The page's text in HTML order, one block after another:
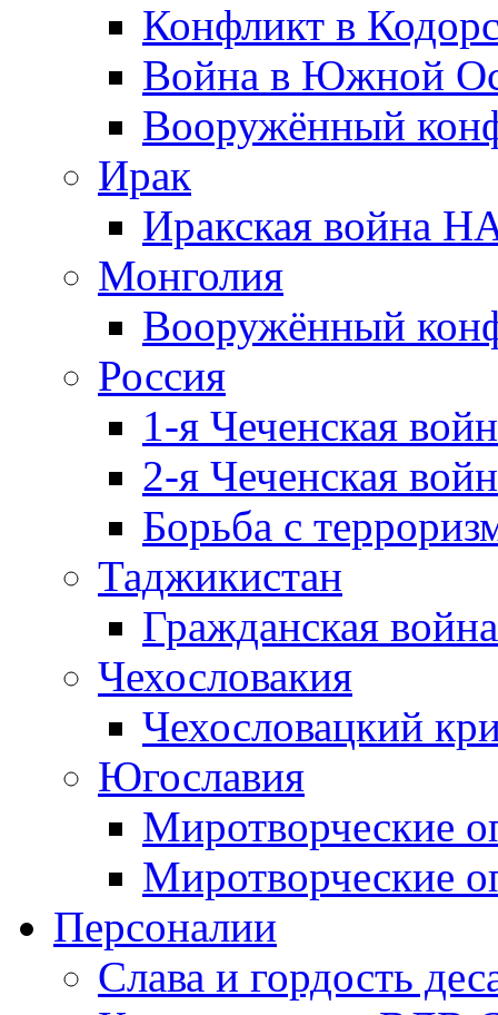
Конфликт в
Война в Южной
Вооружённый
Ирак
Иракская война
Монголия
Вооружённый
Россия
1-я Чеченская
2-я Чеченская
Борьба с
Таджикистан
Гражданская
Чехословакия
Чехословацкий
Югославия
Миротворческие
Миротворческие
Персоналии
Слава и гордость